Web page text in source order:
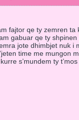
fajtor qe ty zemren ta
gabuar qe ty
jote dhimbjet nuk i
time me mungon
s’mundem ty